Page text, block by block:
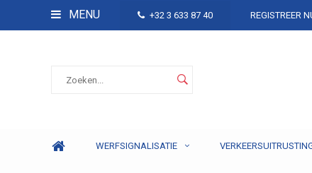
MENU +32 3 633 87 40 REGISTREER
WERFSIGNALISATIE